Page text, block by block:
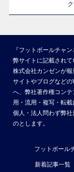
ク
『フットボールチャ
弊サイトに記載されて
株式会社カンゼンが
サイトやブログなど
へ、弊社著作権コンテ
用・流用・複写・転
個人・法人問わず弊
のとします。
フットボール
新着記事一覧